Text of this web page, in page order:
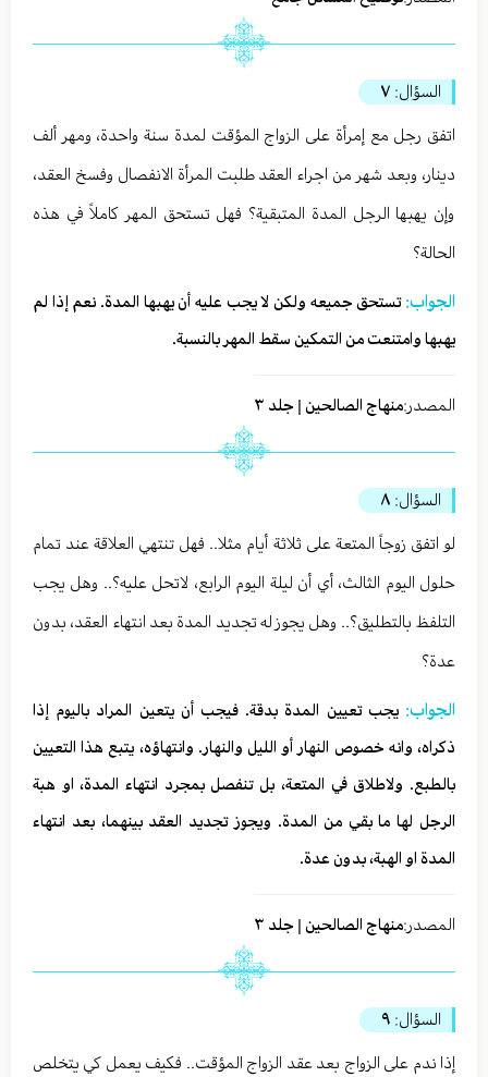
السؤال: ٧
اتفق رجل مع إمرأة على الزواج المؤقت لمدة سنة واحدة، ومهر ألف
دينار، وبعد شهر من اجراء العقد طلبت المرأة الانفصال وفسخ العقد،
وإن يهبها الرجل المدة المتبقية؟ فهل تستحق المهر كاملاً في هذه
الحالة؟
الجواب:تستحق جميعه ولكن لا يجب عليه أن يهبها المدة. نعم إذا لم
يهبها وامتنعت من التمكين سقط المهر بالنسبة.
المصدر:منهاج الصالحين | جلد ٣
السؤال: ٨
لو اتفق زوجاً المتعة على ثلاثة أيام مثلا.. فهل تنتهي العلاقة عند تمام
حلول اليوم الثالث، أي أن ليلة اليوم الرابع، لاتحل عليه؟.. وهل يجب
التلفظ بالتطليق؟.. وهل يجوز له تجديد المدة بعد انتهاء العقد، بدون
عدة؟
الجواب:يجب تعيين المدة بدقة. فيجب أن يتعين المراد باليوم إذا
ذكراه، وانه خصوص النهار أو الليل والنهار. وانتهاؤه، يتبع هذا التعيين
بالطبع. ولاطلاق في المتعة، بل تنفصل بمجرد انتهاء المدة، او هبة
الرجل لها ما بقي من المدة. ويجوز تجديد العقد بينهما، بعد انتهاء
المدة او الهبة، بدون عدة.
المصدر:منهاج الصالحين | جلد ٣
السؤال: ٩
إذا ندم على الزواج بعد عقد الزواج المؤقت.. فكيف يعمل كي يتخلص